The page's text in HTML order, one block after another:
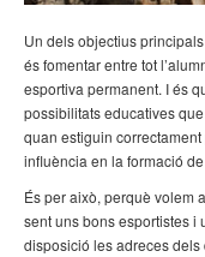
Un dels objectius
és fomentar entre tot
esportiva permanent. I és
possibilitats educatives
quan estiguin
influència en la formació
És per això, perquè volem
sent uns bons esportistes i
disposició les adreces